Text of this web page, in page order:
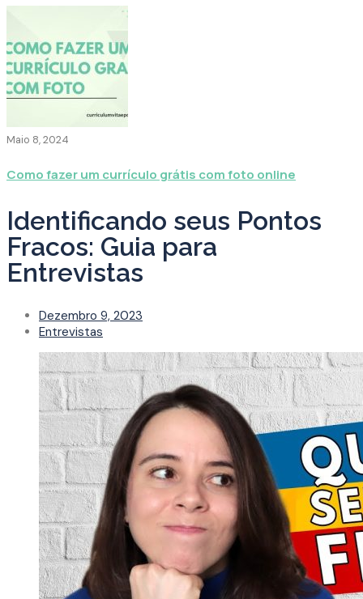
Maio 8, 2024
Como fazer um currículo grátis com foto online
Identificando seus Pontos
Fracos: Guia para
Entrevistas
Dezembro 9, 2023
Entrevistas